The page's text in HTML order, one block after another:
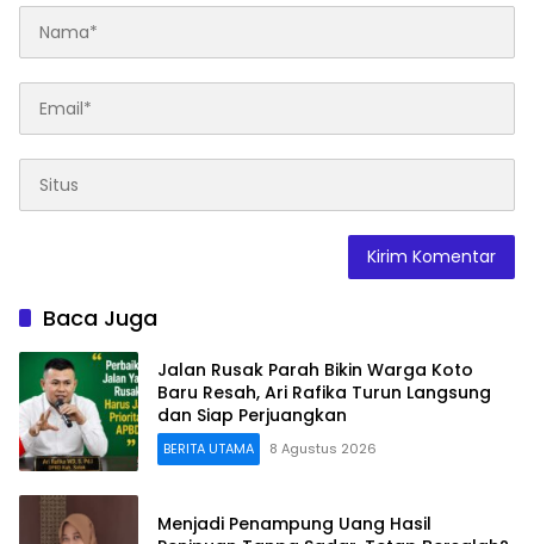
Baca Juga
Jalan Rusak Parah Bikin Warga Koto
Baru Resah, Ari Rafika Turun Langsung
dan Siap Perjuangkan
BERITA UTAMA 8 Agustus 2026
Menjadi Penampung Uang Hasil